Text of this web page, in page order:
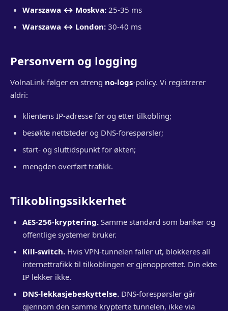
Warszawa ↔ Moskva: 25-35 ms
Warszawa ↔ London: 30-40 ms
Personvern og logging
VolnaLink følger en streng no-logs-policy. Vi registrerer
aldri:
klientens IP-adresse før og etter tilkobling;
besøkte nettsteder og DNS-forespørsler;
start- og sluttidspunkt for økten;
mengden overført trafikk.
Tilkoblingssikkerhet
AES-256-kryptering. Samme standard som banker og
offentlige systemer bruker.
Kill-switch. Hvis VPN-tunnelen faller ut, blokkeres all
internettrafikk til tilkoblingen er gjenopprettet. Din ekte
IP lekker ikke.
DNS-lekkasjebeskyttelse. DNS-forespørsler går
gjennom den samme krypterte tunnelen, ikke via